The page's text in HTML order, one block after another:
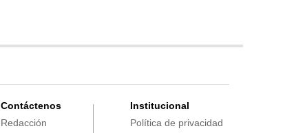
Contáctenos
Institucional
Redacción Política de privacidad